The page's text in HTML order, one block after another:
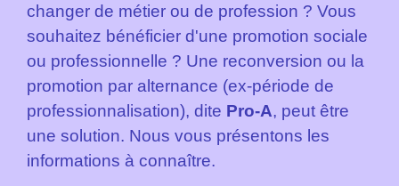
changer de métier ou de profession ? Vous
souhaitez bénéficier d'une promotion sociale
ou professionnelle ? Une reconversion ou la
promotion par alternance (ex-période de
professionnalisation), dite Pro-A, peut être
une solution. Nous vous présentons les
informations à connaître.